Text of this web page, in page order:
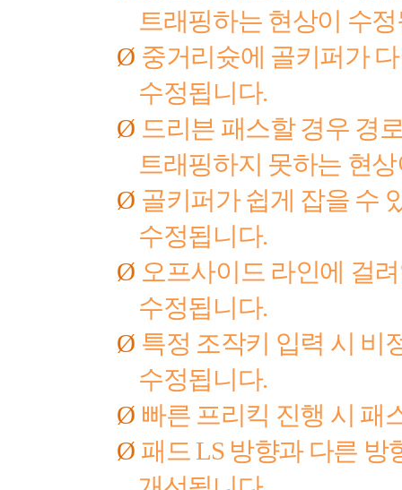
트래핑하는 현상이 수
Ø 중거리슛에 골키퍼가
수정됩니다.
Ø 드리븐 패스할 경우 경
트래핑하지 못하는 현
Ø 골키퍼가 쉽게 잡을 수
수정됩니다.
Ø 오프사이드 라인에 걸
수정됩니다.
Ø 특정 조작키 입력 시 비
수정됩니다.
Ø 빠른 프리킥 진행 시 패
Ø 패드LS 방향과 다른 방